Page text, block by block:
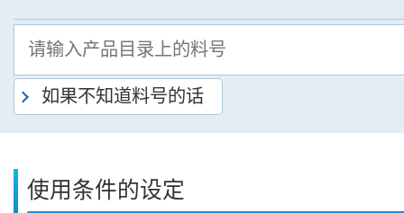
如果不知道料号的话
使用条件的设定